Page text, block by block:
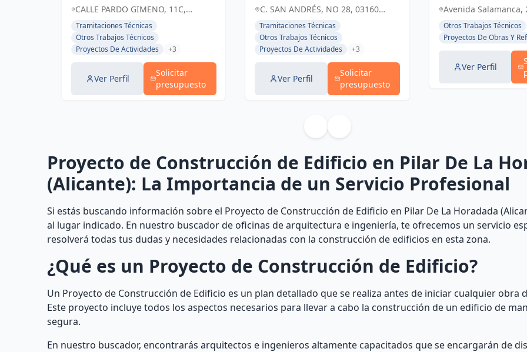
dinamismo
CALLE PARDO GIMENO, 11C,
ALICANTE (ALACANT), ESPAÑA,
España
Tramitaciones Técnicas
Otros Trabajos Técnicos
Proyectos De Actividades
+3
Ver Perfil
Solicitar
presupuesto
empresariales, con más
experiencia, nos
especializamos en
gestionar todas las
necesarias...
C. SAN ANDRÉS, NO 28, 03160
ALMORADÍ, ESPAÑA, España
Tramitaciones Técnicas
Otros Trabajos Técnicos
Proyectos De Actividades
+3
Ver Perfil
Solicitar
presupuesto
especializado en
planimetría, selección
materiales y
Transformamos
Avenida Salamanca,
(Alacant), España,
Otros Trabajos Técnicos
Proyectos De Obras Y
Ver Perfil
Proyecto de Construcción de Edificio en Pilar De La
(Alicante): La Importancia de un Servicio Profesional
Si estás buscando información sobre el Proyecto de Construcción de Edificio en Pilar De La Horadada
al lugar indicado. En nuestro buscador de oficinas de arquitectura e ingeniería, te ofrecemos un servicio
resolverá todas tus dudas y necesidades relacionadas con la construcción de edificios en esta zona.
¿Qué es un Proyecto de Construcción de Edificio?
Un Proyecto de Construcción de Edificio es un plan detallado que se realiza antes de iniciar cualquier obra
Este proyecto incluye todos los aspectos necesarios para llevar a cabo la construcción de un edificio de
segura.
En nuestro buscador, encontrarás arquitectos e ingenieros altamente capacitados que se encargarán de